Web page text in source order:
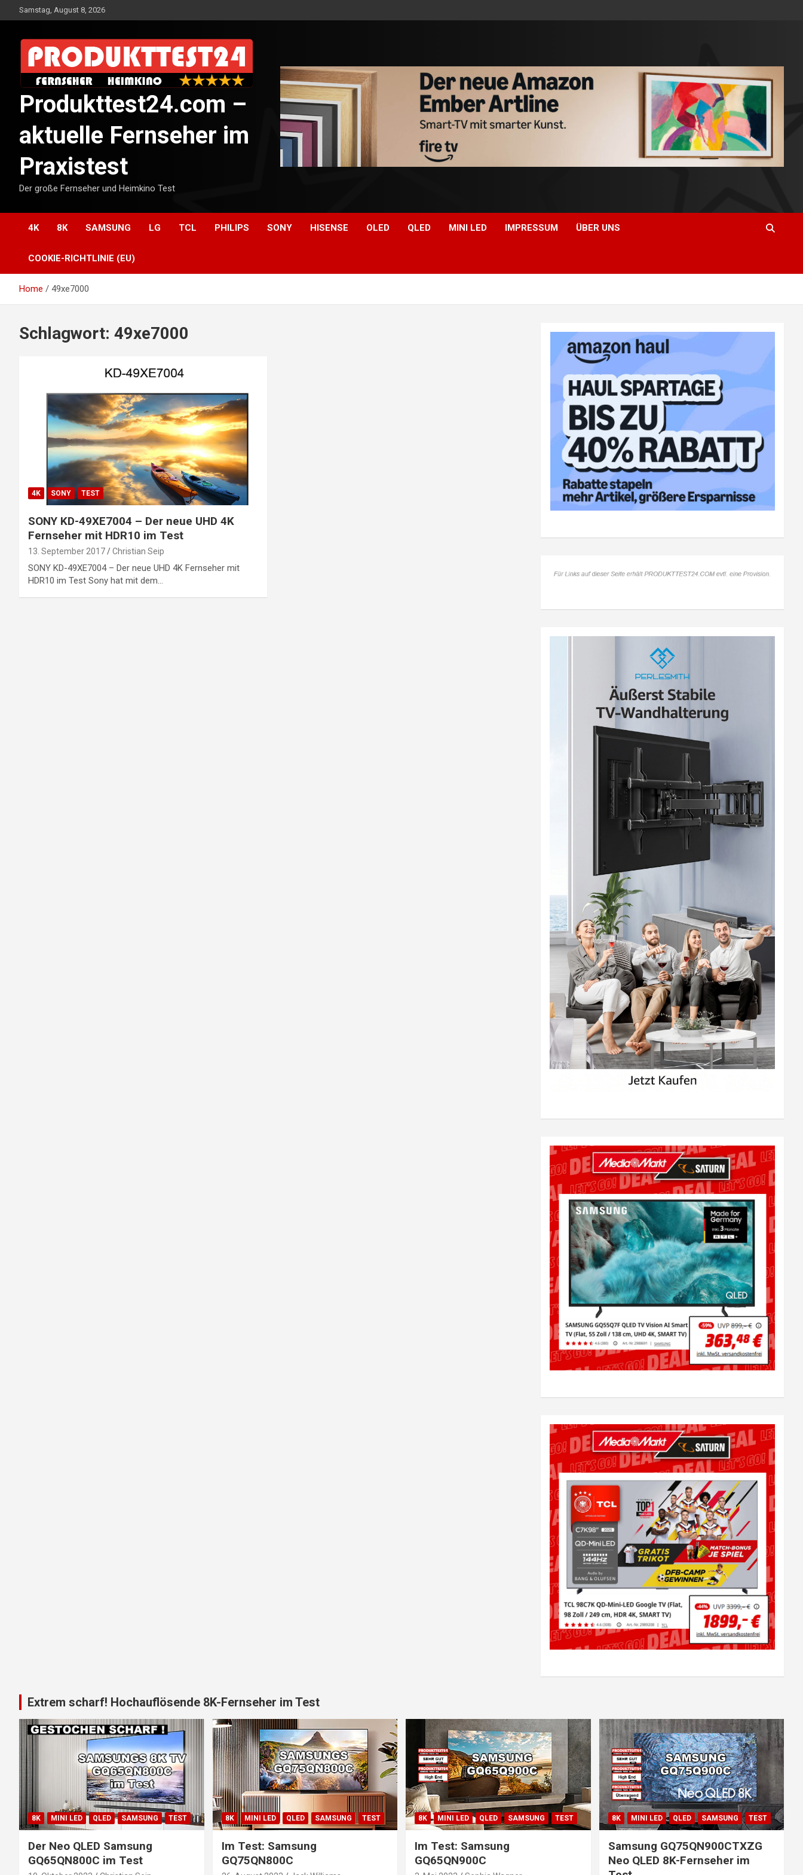
to
Samstag, August 8, 2026
Produkttest24.com –
aktuelle Fernseher im
Praxistest
Der große Fernseher und Heimkino Test
4K 8K SAMSUNG LG TCL PHILIPS SONY HISENSE OLED QLED MINI LED IMPRESSUM ÜBER UNS
COOKIE-RICHTLINIE (EU)
Home 49xe7000
Schlagwort: 49xe7000
4K SONY TEST
SONY KD-49XE7004 – Der neue UHD 4K
Fernseher mit HDR10 im Test
13. September 2017 Christian Seip
SONY KD-49XE7004 – Der neue UHD 4K Fernseher mit
HDR10 im Test Sony hat mit dem…
Extrem scharf! Hochauflösende 8K-Fernseher im Test
8K MINI LED QLED SAMSUNG TEST
Der Neo QLED Samsung
GQ65QN800C im Test
8K MINI LED QLED SAMSUNG TEST
Im Test: Samsung
GQ75QN800C
8K MINI LED QLED SAMSUNG TEST
Im Test: Samsung
GQ65QN900C
8K MINI LED QLED SAMSUNG TEST
Samsung GQ75QN900CTXZG
Neo QLED 8K-Fernseher im